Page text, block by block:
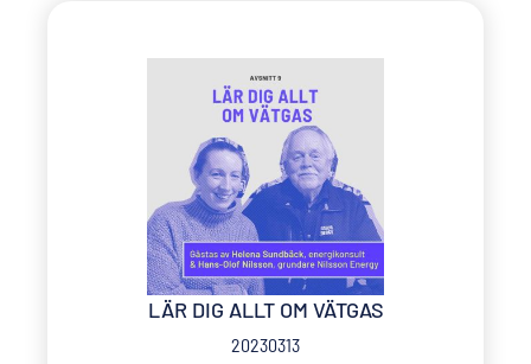
LÄR DIG ALLT OM VÄTGAS
20230313